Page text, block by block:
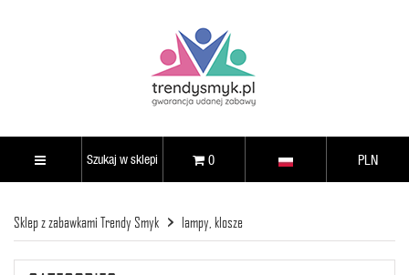
0 PLN
Sklep z zabawkami Trendy Smyk lampy, klosze